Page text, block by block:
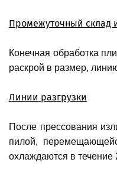
Промежуточный склад
Конечная обработка
раскрой в размер,
Линии разгрузки
После прессования
пилой,
охлаждаются в течение